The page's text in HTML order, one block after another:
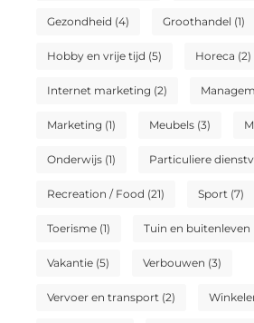
Gezondheid (4) Groothandel (1)
Hobby en vrije tijd (5) Horeca (2)
Internet marketing (2)
Marketing (1) Meubels(3)
Onderwijs(1) Particuliere
Recreation / Food (21) Sport (7)
Toerisme(1) Tuin en buitenleven
Vakantie(5) Verbouwen (3)
Vervoer en transport (2)